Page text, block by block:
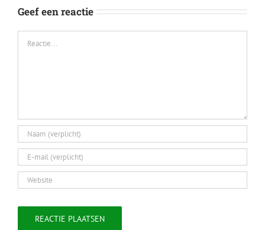
Geef een reactie